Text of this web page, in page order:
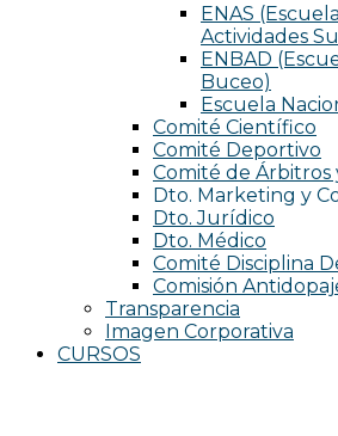
ENAS
Actividades
ENBAD
Buceo)
Escuela
Comité Científico
Comité Deportivo
Comité de Árbitros
Dto. Marketing y
Dto. Jurídico
Dto. Médico
Comité Disciplina
Comisión
Transparencia
Imagen Corporativa
CURSOS